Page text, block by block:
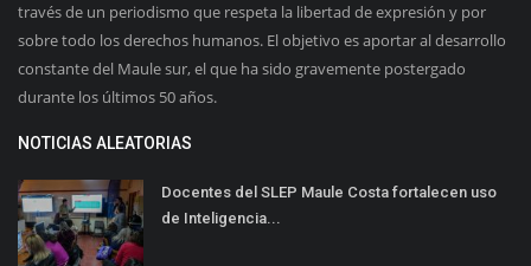
través de un periodismo que respeta la libertad de expresión y por
sobre todo los derechos humanos. El objetivo es aportar al desarrollo
constante del Maule sur, el que ha sido gravemente postergado
durante los últimos 50 años.
NOTICIAS ALEATORIAS
Docentes del SLEP Maule Costa fortalecen uso
de Inteligencia...